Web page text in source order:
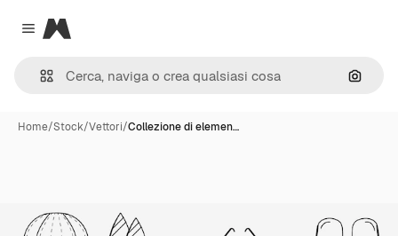
Close menu
Magnific
Cerca
Home/Stock/Vettori/Collezione di elemen…